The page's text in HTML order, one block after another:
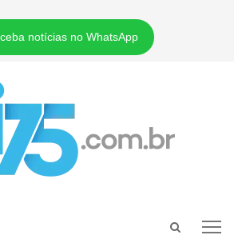
notícias no WhatsApp
Open